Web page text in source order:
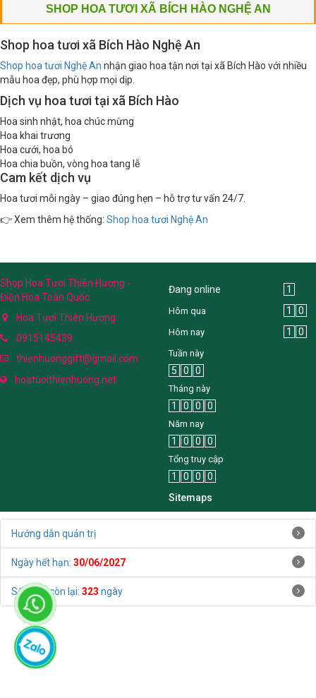
SHOP HOA TƯƠI XÃ BÍCH HÀO NGHỆ AN
Shop hoa tươi xã Bích Hào Nghệ An
Shop hoa tươi Nghệ An nhận giao hoa tận nơi tại xã Bích Hào với nhiều
mẫu hoa đẹp, phù hợp mọi dịp.
Dịch vụ hoa tươi tại xã Bích Hào
Hoa sinh nhật, hoa chúc mừng
Hoa khai trương
Hoa cưới, hoa bó
Hoa chia buồn, vòng hoa tang lễ
Cam kết dịch vụ
Hoa tươi mỗi ngày – giao đúng hẹn – hỗ trợ tư vấn 24/7.
👉 Xem thêm hệ thống: Shop hoa tươi Nghệ An
Shop Hoa Tươi Thiên Hương -
Điện Hoa Toàn Quốc
Hoa Tươi Thiên Hương
0915145439
thienhuonggift@gmail.com
hoatuoithienhuong.net
Đang online 1
Hôm qua 1 0
Hôm nay 1 0
Tuần này
5 0 0
Tháng này
1 0 0 0
Năm nay
1 0 0 0
Tổng truy cập
1 0 0
0
Sitemaps
Hướng dẫn quản trị
Ngày hết hạn: 30/06/2027
Số ngày còn lại: 323 ngày